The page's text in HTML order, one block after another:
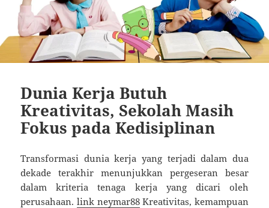
Dunia Kerja Butuh
Kreativitas, Sekolah Masih
Fokus pada Kedisiplinan
Transformasi dunia kerja yang terjadi dalam dua
dekade terakhir menunjukkan pergeseran besar
dalam kriteria tenaga kerja yang dicari oleh
perusahaan. link neymar88Kreativitas, kemampuan